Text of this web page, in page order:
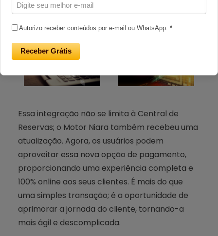
de check-in.
Essa integração não se limita à Central de
Reservas; o Motor Niara também recebeu uma
atualização. Agora, os usuários podem
aproveitar essa nova opção de pagamento,
proporcionando uma experiência completa e
100% online aos seus clientes. É mais do que
uma simples transação; é a oportunidade de
aprimorar a jornada do cliente, tornando-a
mais ágil e descomplicada.
Autorizo receber conteúdos por e-mail ou WhatsApp. *
Receber Grátis